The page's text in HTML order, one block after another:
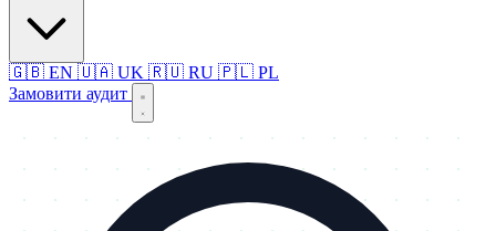
🇬🇧 EN 🇺🇦 UK 🇷🇺 RU 🇵🇱 PL
Замовити аудит